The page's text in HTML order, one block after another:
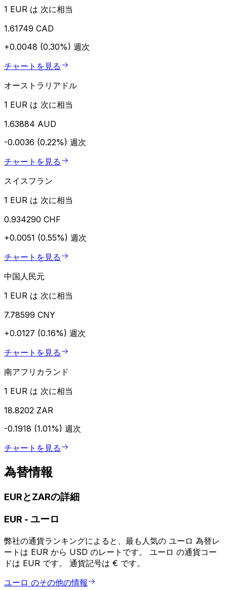
1 EUR は 次に相当
1.61749 CAD
+0.0048 (0.30%) 週次
チャートを見る
オーストラリアドル
1 EUR は 次に相当
1.63884 AUD
-0.0036 (0.22%) 週次
チャートを見る
スイスフラン
1 EUR は 次に相当
0.934290 CHF
+0.0051 (0.55%) 週次
チャートを見る
中国人民元
1 EUR は 次に相当
7.78599 CNY
+0.0127 (0.16%) 週次
チャートを見る
南アフリカランド
1 EUR は 次に相当
18.8202 ZAR
-0.1918 (1.01%) 週次
チャートを見る
為替情報
EURとZARの詳細
EUR - ユーロ
弊社の通貨ランキングによると、最も人気の ユーロ 為替レ
ートは EUR から USD のレートです。 ユーロ の通貨コー
ドは EUR です。 通貨記号は € です。
ユーロ のその他の情報